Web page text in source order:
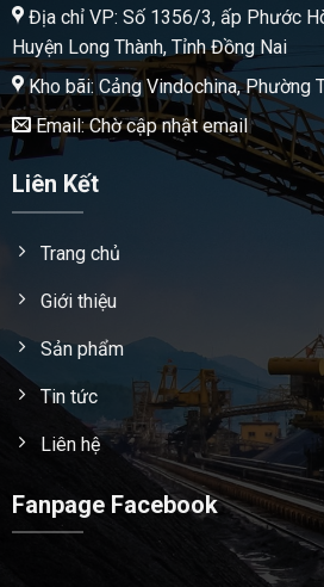
Địa chỉ VP: Số 1356/3, ấp Phước
Huyện Long Thành, Tỉnh Đồng Nai
Kho bãi: Cảng Vindochina, Phường
Email: Chờ cập nhật email
Liên Kết
Trang chủ
Giới thiệu
Sản phẩm
Tin tức
Liên hệ
Fanpage Facebook